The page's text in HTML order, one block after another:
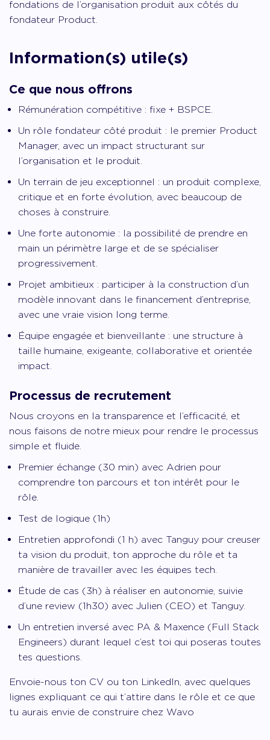
fondations de l’organisation produit aux côtés du
fondateur Product.
Information(s) utile(s)
Ce que nous offrons
Rémunération compétitive : fixe + BSPCE.
Un rôle fondateur côté produit : le premier Product
Manager, avec un impact structurant sur
l’organisation et le produit.
Un terrain de jeu exceptionnel : un produit complexe,
critique et en forte évolution, avec beaucoup de
choses à construire.
Une forte autonomie : la possibilité de prendre en
main un périmètre large et de se spécialiser
progressivement.
Projet ambitieux : participer à la construction d’un
modèle innovant dans le financement d’entreprise,
avec une vraie vision long terme.
Équipe engagée et bienveillante : une structure à
taille humaine, exigeante, collaborative et orientée
impact.
Processus de recrutement
Nous croyons en la transparence et l’efficacité, et
nous faisons de notre mieux pour rendre le processus
simple et fluide.
Premier échange (30 min) avec Adrien pour
comprendre ton parcours et ton intérêt pour le
rôle.
Test de logique (1h)
Entretien approfondi (1 h) avec Tanguy pour creuser
ta vision du produit, ton approche du rôle et ta
manière de travailler avec les équipes tech.
Étude de cas (3h) à réaliser en autonomie, suivie
d’une review (1h30) avec Julien (CEO) et Tanguy.
Un entretien inversé avec PA & Maxence (Full Stack
Engineers) durant lequel c’est toi qui poseras toutes
tes questions.
Envoie-nous ton CV ou ton LinkedIn, avec quelques
lignes expliquant ce qui t’attire dans le rôle et ce que
tu aurais envie de construire chez Wavo